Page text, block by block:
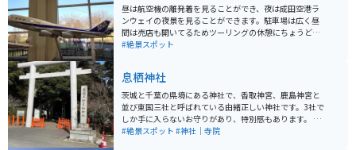
昼は航空機の離発着を見ることができ、夜は成田空港ラ
ンウェイの夜景を見ることができます。駐車場は広く昼
間は売店も開いてるためツーリングの休憩にちょうど良
い場所です。休日には航空機マニアが多く訪れ、航空無
#絶景スポット
息栖神社
茨城と千葉の県境にある神社で、香取神宮、鹿島神宮と
並び東国三社と呼ばれている由緒正しい神社です。3社で
しか手に入らないお守りがあり、特別感もあります。 周
辺は大きな川沿いや橋を渡ったり、鹿島神宮側から来る
#絶景スポット #神社｜寺院